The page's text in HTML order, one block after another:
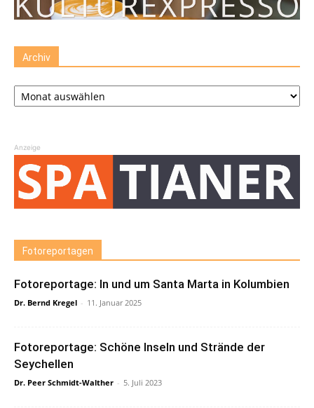
Archiv
Archiv
Anzeige
Fotoreportagen
Fotoreportage: In und um Santa Marta in Kolumbien
Dr. Bernd Kregel - 11. Januar 2025
Fotoreportage: Schöne Inseln und Strände der
Seychellen
Dr. Peer Schmidt-Walther - 5. Juli 2023